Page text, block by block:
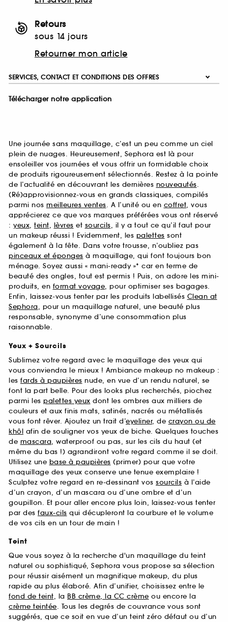
Retours
sous 14 jours
Retourner mon article
SERVICES, CONTACT ET CONDITIONS DES OFFRES
Télécharger notre application
Une journée sans maquillage, c’est un peu comme un ciel
plein de nuages. Heureusement, Sephora est là pour
ensoleiller vos journées et vous offrir un formidable choix
de produits rigoureusement sélectionnés. Restez à la pointe
de l’actualité en découvrant les dernières nouveautés.
(Ré)approvisionnez-vous en grands classiques, compilés
parmi nos meilleures ventes. A l’unité ou en coffret, vous
apprécierez ce que vos marques préférées vous ont réservé
: yeux, teint, lèvres et sourcils, il y a tout ce qu’il faut pour
un makeup réussi ! Evidemment, les palettes sont
également à la fête. Dans votre trousse, n’oubliez pas
pinceaux et éponges à maquillage, qui font toujours bon
ménage. Soyez aussi « mani-ready »* car en terme de
beauté des ongles, tout est permis ! Puis, on adore les mini-
produits, en format voyage, pour optimiser ses bagages.
Enfin, laissez-vous tenter par les produits labellisés Clean at
Sephora, pour un maquillage naturel, une beauté plus
responsable, synonyme d’une consommation plus
raisonnable.
Yeux + Sourcils
Sublimez votre regard avec le maquillage des yeux qui
vous conviendra le mieux ! Ambiance makeup no makeup :
les fards à paupières nude, en vue d’un rendu naturel, se
font la part belle. Pour des looks plus recherchés, piochez
parmi les palettes yeux dont les ombres aux milliers de
couleurs et aux finis mats, satinés, nacrés ou métallisés
vous font rêver. Ajoutez un trait d’eyeliner, de crayon ou de
khôl afin de souligner vos yeux de biche. Quelques touches
de mascara, waterproof ou pas, sur les cils du haut (et
même du bas !) agrandiront votre regard comme il se doit.
Utilisez une base à paupières (primer) pour que votre
maquillage des yeux conserve une tenue exemplaire !
Sculptez votre regard en re-dessinant vos sourcils à l’aide
d’un crayon, d’un mascara ou d’une ombre et d’un
goupillon. Et pour aller encore plus loin, laissez-vous tenter
par des faux-cils qui décupleront la courbure et le volume
de vos cils en un tour de main !
Teint
Que vous soyez à la recherche d'un maquillage du teint
naturel ou sophistiqué, Sephora vous propose sa sélection
pour réussir aisément un magnifique makeup, du plus
rapide au plus élaboré. Afin d’unifier, choisissez entre le
fond de teint, la BB crème, la CC crème ou encore la
crème teintée. Tous les degrés de couvrance vous sont
suggérés, que ce soit en vue d’un teint zéro défaut ou d’un